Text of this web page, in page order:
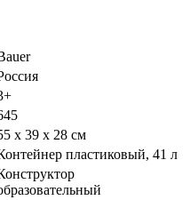
x 39 x 28 см
пластиковый, 41 л